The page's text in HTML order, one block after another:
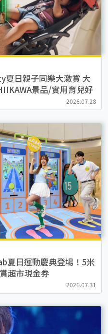
夏日親子同樂大激賞 大
景品/實用育兒好
2026.07.28
日運動慶典登場！5米
超市現金券
2026.07.31